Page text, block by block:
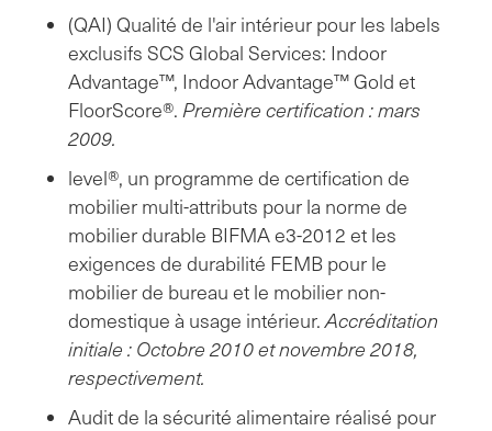
(QAI) Qualité de l'air intérieur pour les labels
exclusifs SCS Global Services: Indoor
Advantage™, Indoor Advantage™ Gold et
FloorScore®. Première certification : mars
2009.
level®, un programme de certification de
mobilier multi-attributs pour la norme de
mobilier durable BIFMA e3-2012 et les
exigences de durabilité FEMB pour le
mobilier de bureau et le mobilier non-
domestique à usage intérieur.Accréditation
initiale : Octobre 2010 et novembre 2018,
respectivement.
Audit de la sécurité alimentaire réalisé pour